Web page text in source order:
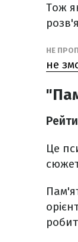
Тож
НЕ
не
Це